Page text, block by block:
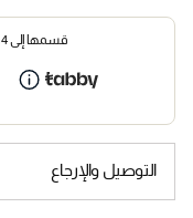
قسمها إلى 4 دفعات متساوية بقيمة
التوصيل والإرجاع